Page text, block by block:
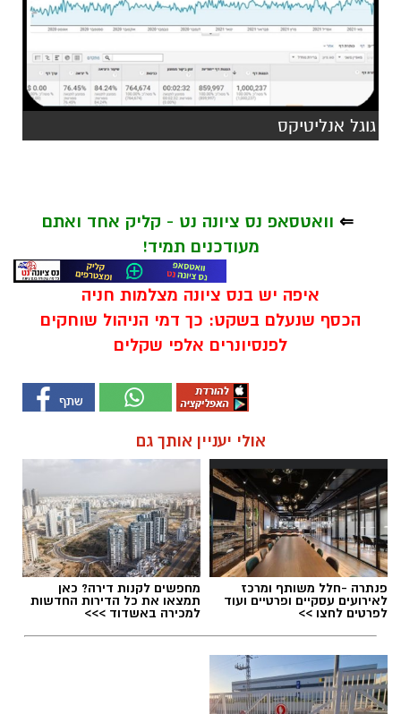
גוגל אנליטיקס
⇐ וואטסאפ נס ציונה נט - קליק אחד ואתם
מעודכנים תמיד!
איפה יש בנס ציונה מצלמות חניה
הכסף שנעלם בשקט: כך דמי הניהול שוחקים
לפנסיונרים אלפי שקלים
אולי יעניין אותך גם
פנתרה -חלל משותף ומרכז
לאירועים עסקיים ופרטיים ועוד
לפרטים לחצו >>
מחפשים לקנות דירה? כאן
תמצאו את כל הדירות החדשות
למכירה באשדוד >>>